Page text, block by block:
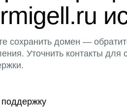
сохранить домен —
Уточнить контакты для